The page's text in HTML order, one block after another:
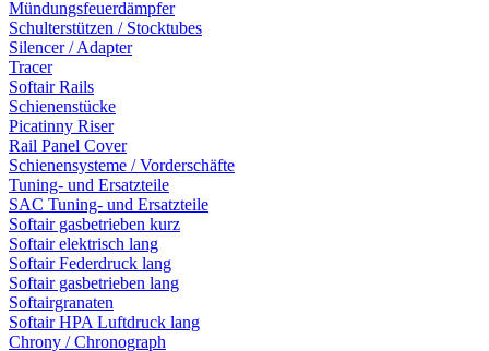
Mündungsfeuerdämpfer
Schulterstützen / Stocktubes
Silencer / Adapter
Tracer
Softair Rails
Schienenstücke
Picatinny Riser
Rail Panel Cover
Schienensysteme / Vorderschäfte
Tuning- und Ersatzteile
SAC Tuning- und Ersatzteile
Softair gasbetrieben kurz
Softair elektrisch lang
Softair Federdruck lang
Softair gasbetrieben lang
Softairgranaten
Softair HPA Luftdruck lang
Chrony / Chronograph